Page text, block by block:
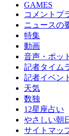
GAMES
コメントプ
ニュースの
特集
動画
音声・ポッ
記者タイム
記者イベン
天気
数独
12星座占い
やさしい朝
サイトマッ